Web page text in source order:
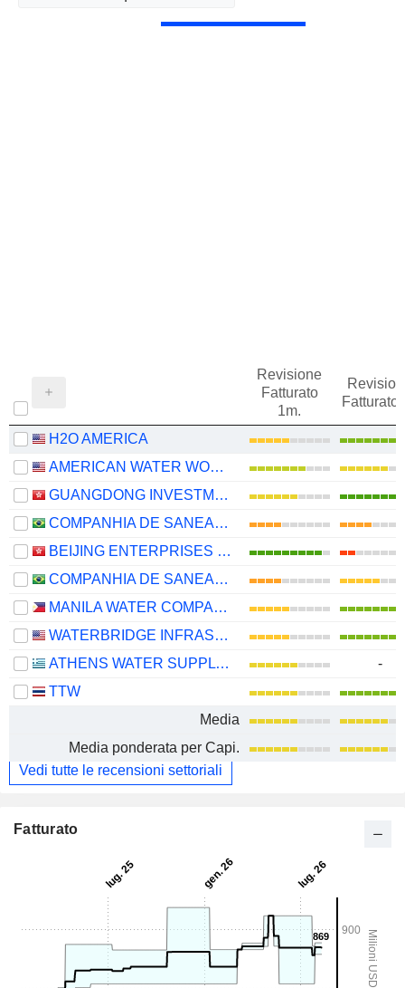
Revisione
Fatturato
1m.
Fatturato
H2O AMERICA
AMERICAN WATER WORKS COMPANY, INC.
GUANGDONG INVESTMENT LIMITED
COMPANHIA DE SANEAMENTO DE MINAS GERAIS
BEIJING ENTERPRISES WATER GROUP LIMITED
COMPANHIA DE SANEAMENTO DO PARANÁ - SANEPAR
MANILA WATER COMPANY, INC.
WATERBRIDGE INFRASTRUCTURE LLC
ATHENS WATER SUPPLY AND SEWERAGE COMPANY S.A.
-
TTW
Media
Media ponderata per Capi.
Vedi tutte le recensioni settoriali
Fatturato